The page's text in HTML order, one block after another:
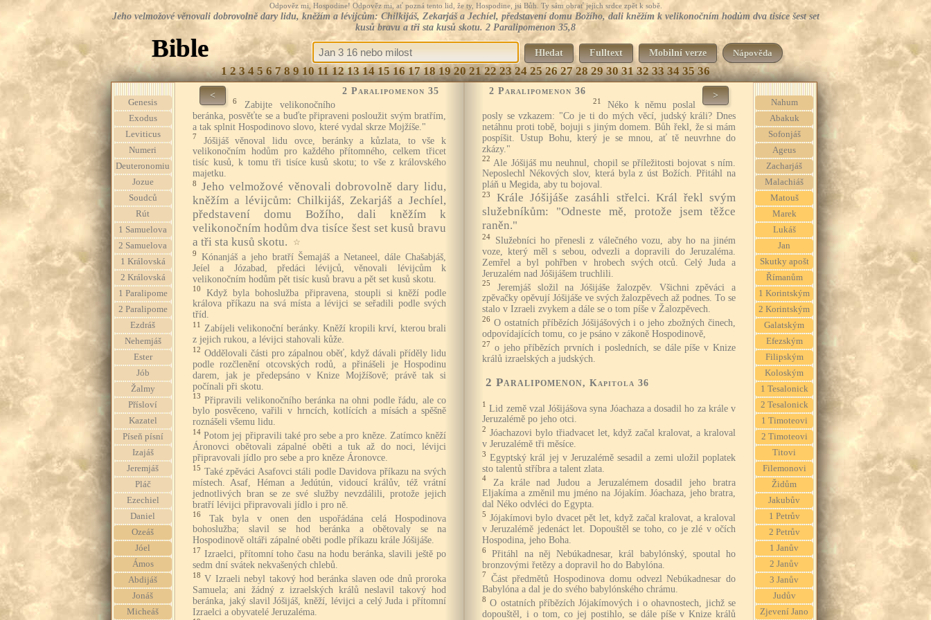
Odpověz mi, Hospodine! Odpověz mi, ať pozná tento lid, že ty, Hospodine, jsi Bůh. Ty sám obrať jejich srdce zpět k sobě.
Jeho velmožové věnovali dobrovolně dary lidu, kněžím a lévijcům: Chilkijáš, Zekarjáš a Jechíel, představení domu Božího, dali kněžím k velikonočním hodům dva tisíce šest set
kusů bravu a tři sta kusů skotu. 2 Paralipomenon 35,8
Bible Hledat Fulltext Mobilní verze Nápověda
1 2 3 4 5 6 7 8 9 10 11 12 13 14 15 16 17 18 19 20 21 22 23 24 25 26 27 28 29 30 31 32 33 34 35 36
Genesis
Exodus
Leviticus
Numeri
Deuteronomiu
Jozue
Soudců
Rút
1 Samuelova
2 Samuelova
1 Královská
2 Královská
1 Paralipome
2 Paralipome
Ezdráš
Nehemjáš
Ester
Jób
Žalmy
Přísloví
Kazatel
Píseň písní
Izajáš
Jeremjáš
Pláč
Ezechiel
Daniel
Ozeáš
Jóel
Ámos
Abdijáš
Jonáš
Micheáš
< 2 Paralipomenon 35
6
Zabijte velikonočního
beránka, posvěťte se a buďte připraveni posloužit svým bratřím,
a tak splnit Hospodinovo slovo, které vydal skrze Mojžíše."
7
Jóšijáš věnoval lidu ovce, beránky a kůzlata, to vše k
velikonočním hodům pro každého přítomného, celkem třicet
tisíc kusů, k tomu tři tisíce kusů skotu; to vše z královského
majetku.
8
Jeho velmožové věnovali dobrovolně dary lidu,
kněžím a lévijcům: Chilkijáš, Zekarjáš a Jechíel,
představení domu Božího, dali kněžím k
velikonočním hodům dva tisíce šest set kusů bravu
a tři sta kusů skotu.
☆
9
Kónanjáš a jeho bratří Šemajáš a Netaneel, dále Chašabjáš,
Jeíel a Józabad, předáci lévijců, věnovali lévijcům k
velikonočním hodům pět tisíc kusů bravu a pět set kusů skotu.
10
Když byla bohoslužba připravena, stoupli si kněží podle
králova příkazu na svá místa a lévijci se seřadili podle svých
tříd.
11
Zabíjeli velikonoční beránky. Kněží kropili krví, kterou brali
z jejich rukou, a lévijci stahovali kůže.
12 Oddělovali části pro zápalnou oběť, když dávali příděly lidu
podle rozčlenění otcovských rodů, a přinášeli je Hospodinu
darem, jak je předepsáno v Knize Mojžíšově; právě tak si
počínali při skotu.
13 Připravili velikonočního beránka na ohni podle řádu, ale co
bylo posvěceno, vařili v hrncích, kotlících a mísách a spěšně
roznášeli všemu lidu.
14 Potom jej připravili také pro sebe a pro kněze. Zatímco kněží
Áronovci obětovali zápalné oběti a tuk až do noci, lévijci
připravovali jídlo pro sebe a pro kněze Áronovce.
15 Také zpěváci Asafovci stáli podle Davidova příkazu na svých
místech. Asaf, Héman a Jedútún, vidoucí králův, též vrátní
jednotlivých bran se ze své služby nevzdálili, protože jejich
bratří lévijci připravovali jídlo i pro ně.
16
Tak byla v onen den uspořádána celá Hospodinova
bohoslužba; slavil se hod beránka a obětovaly se na
Hospodinově oltáři zápalné oběti podle příkazu krále Jóšijáše.
17 Izraelci, přítomní toho času na hodu beránka, slavili ještě po
sedm dní svátek nekvašených chlebů.
18 V Izraeli nebyl takový hod beránka slaven ode dnů proroka
Samuela; ani žádný z izraelských králů neslavil takový hod
beránka, jaký slavil Jóšijáš, kněží, lévijci a celý Juda i přítomní
Izraelci a obyvatelé Jeruzaléma.
2 Paralipomenon 36 >
21
Néko k němu poslal
posly se vzkazem: "Co je ti do mých věcí, judský králi? Dnes
netáhnu proti tobě, bojuji s jiným domem. Bůh řekl, že si mám
pospíšit. Ustup Bohu, který je se mnou, ať tě neuvrhne do
zkázy."
22 Ale Jóšijáš mu neuhnul, chopil se příležitosti bojovat s ním.
Neposlechl Nékových slov, která byla z úst Božích. Přitáhl na
pláň u Megida, aby tu bojoval.
23
Krále Jóšijáše zasáhli střelci. Král řekl svým
služebníkům: "Odneste mě, protože jsem těžce
raněn."
24
Služebníci ho přenesli z válečného vozu, aby ho na jiném
voze, který měl s sebou, odvezli a dopravili do Jeruzaléma.
Zemřel a byl pohřben v hrobech svých otců. Celý Juda a
Jeruzalém nad Jóšijášem truchlili.
25
Jeremjáš složil na Jóšijáše žalozpěv. Všichni zpěváci a
zpěvačky opěvují Jóšijáše ve svých žalozpěvech až podnes. To se
stalo v Izraeli zvykem a dále se o tom píše v Žalozpěvech.
26 O ostatních příbězích Jóšijášových i o jeho zbožných činech,
odpovídajících tomu, co je psáno v zákoně Hospodinově,
27 o jeho příbězích prvních i posledních, se dále píše v Knize
králů izraelských a judských.
2 Paralipomenon, Kapitola 36
1 Lid země vzal Jóšijášova syna Jóachaza a dosadil ho za krále v
Jeruzalémě po jeho otci.
2 Jóachazovi bylo třiadvacet let, když začal kralovat, a kraloval
v Jeruzalémě tři měsíce.
3 Egyptský král jej v Jeruzalémě sesadil a zemi uložil poplatek
sto talentů stříbra a talent zlata.
4
Za krále nad Judou a Jeruzalémem dosadil jeho bratra
Eljakíma a změnil mu jméno na Jójakím. Jóachaza, jeho bratra,
dal Néko odvléci do Egypta.
5 Jójakímovi bylo dvacet pět let, když začal kralovat, a kraloval
v Jeruzalémě jedenáct let. Dopouštěl se toho, co je zlé v očích
Hospodina, jeho Boha.
6
Přitáhl na něj Nebúkadnesar, král babylónský, spoutal ho
bronzovými řetězy a dopravil ho do Babylóna.
7
Část předmětů Hospodinova domu odvezl Nebúkadnesar do
Babylóna a dal je do svého babylónského chrámu.
8 O ostatních příbězích Jójakímových i o ohavnostech, jichž se
dopouštěl, i o tom, co jej postihlo, se dále píše v Knize králů
Nahum
Abakuk
Sofonjáš
Ageus
Zacharjáš
Malachiáš
Matouš
Marek
Lukáš
Jan
Skutky apošt
Římanům
1 Korintským
2 Korintským
Galatským
Efezským
Filipským
Koloským
1 Tesalonick
2 Tesalonick
1 Timoteovi
2 Timoteovi
Titovi
Filemonovi
Židům
Jakubův
1 Petrův
2 Petrův
1 Janův
2 Janův
3 Janův
Judův
Zjevení Jano